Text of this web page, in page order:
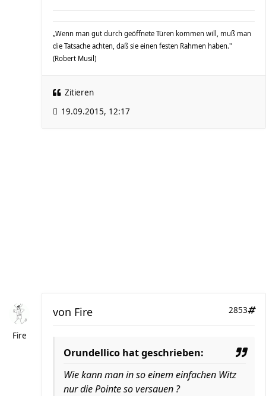
„Wenn man gut durch geöffnete Türen kommen will, muß man
die Tatsache achten, daß sie einen festen Rahmen haben."
(Robert Musil)
Zitieren
19.09.2015, 12:17
Fire
2853
von Fire
Orundellico hat geschrieben:
Wie kann man in so einem einfachen Witz
nur die Pointe so versauen ?